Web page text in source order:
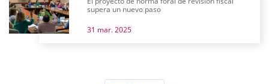
supera un nuevo paso
31 mar. 2025